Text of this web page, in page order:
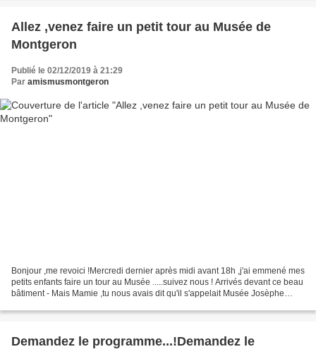
Allez ,venez faire un petit tour au Musée de
Montgeron
Publié le 02/12/2019 à 21:29
Par amismusmontgeron
Bonjour ,me revoici !Mercredi dernier après midi avant 18h ,j'ai emmené mes
petits enfants faire un tour au Musée .....suivez nous ! Arrivés devant ce beau
bâtiment - Mais Mamie ,tu nous avais dit qu'il s'appelait Musée Josèphe
Demandez le programme...!Demandez le